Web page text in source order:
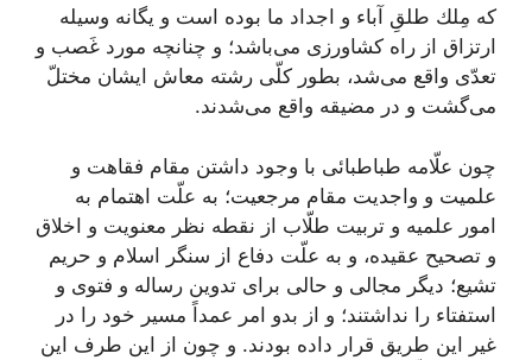
كه مِلك طلقِ آباء و اجداد ما بوده است و یگانه وسیله
ارتزاق از راه كشاورزى مى‌باشد؛ و چنانچه مورد غَصب و
تعدّى واقع مى‌شد، بطور كلّى رشته معاش ایشان مختلّ
مى‌گشت و در مضیقه واقع مى‌شدند.
چون‌ علّامه طباطبائى‌ با وجود داشتن مقام فقاهت و
علمیت و واجدیت مقام مرجعیت؛ به علّت اهتمام به
امور علمیه و تربیت طلّاب از نقطه نظر معنویت و اخلاق
و تصحیح عقیده، و به علّت دفاع از سنگر اسلام و حریم
تشیع؛ دیگر مجالى و حالى براى تدوین رساله و فتوى و
استفتاء را نداشتند؛ و از بدو امر عمداً مسیر خود را در
غیر این طریق قرار داده بودند. و چون از این طرف این